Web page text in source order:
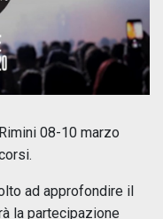
08-10 marzo
ad approfondire il
la partecipazione